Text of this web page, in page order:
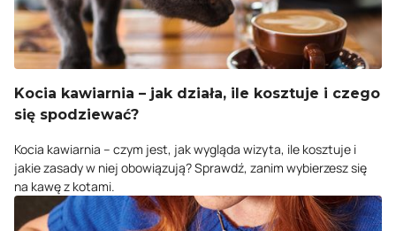
Kocia kawiarnia – jak działa, ile kosztuje i czego
się spodziewać?
Kocia kawiarnia – czym jest, jak wygląda wizyta, ile kosztuje i
jakie zasady w niej obowiązują? Sprawdź, zanim wybierzesz się
na kawę z kotami.